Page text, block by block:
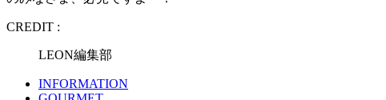
CREDIT :
LEON編集部
INFORMATION